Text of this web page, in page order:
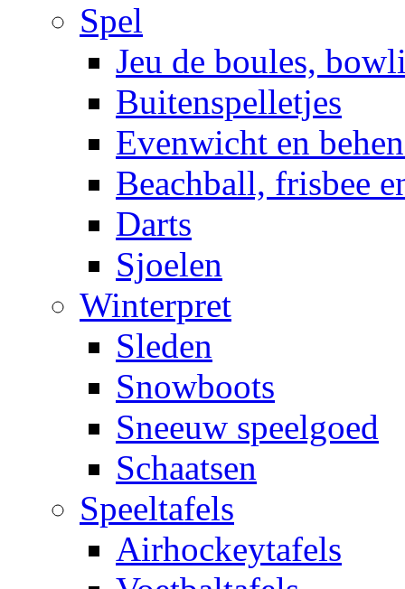
Spel
Jeu de boules,
Buitenspelletjes
Evenwicht en
Beachball, frisbee
Darts
Sjoelen
Winterpret
Sleden
Snowboots
Sneeuw speelgoed
Schaatsen
Speeltafels
Airhockeytafels